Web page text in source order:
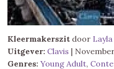
Kleermakerszit door
Uitgever: Clavis |
Genres: Young Adult,